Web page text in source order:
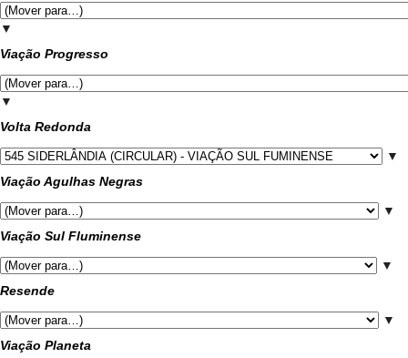
▼
Viação Progresso
▼
Volta Redonda
▼
Viação Agulhas Negras
▼
Viação Sul Fluminense
▼
Resende
▼
Viação Planeta